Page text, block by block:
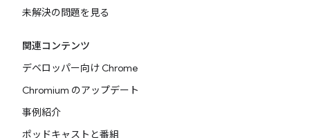
未解決の問題を見る
関連コンテンツ
デベロッパー向け Chrome
Chromium のアップデート
事例紹介
ポッドキャストと番組